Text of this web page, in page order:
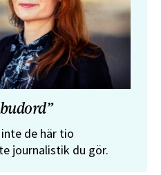
de här tio
journalistik du gör.